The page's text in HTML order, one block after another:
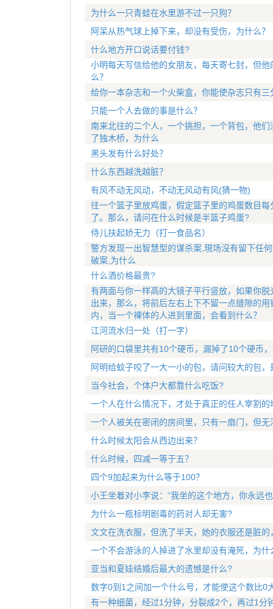
为什么一只青蛙在水里游不过一只狗？
阿呆从热气球上掉下来，却没有受伤，为什么？
什么地方开口说话要付钱?
小明每天写信给他的女朋友，每天寄七封，但
么？
给你一本杂志和一个火柴盒，你能使杂志只有
只能一个人去做的事是什么？
南来北往的二个人，一个挑担，一个背包，他
了独木桥，为什么
黑头发有什么好处？
什么东西越洗越脏？
有风不动无风动，不动无风动有风(猜一物)
往一个篮子里放鸡蛋，假定篮子里的鸡蛋数目
了。那么，请问在什么时候是半篮子鸡蛋?
侍儿扶起娇无力（打一食品名）
警方发现一出智慧型的谋杀案,現场沒有留下任
破案,为什么
什么酒价格最贵?
有两面与你一样高的大镜子平行竖放，如果你
出来，那么，将前后左右上下不留一点缝隙的
内，当一个裸体的人进到里面，会看到什么？
江河流水归一处（打一字）
阿研的口袋里共有10个硬币，漏掉了10个硬币
阿明给蚊子咬了一大一小的包，请问较大的包
当今社会，个体户大都靠什么吃饭?
一个人在什么情况下，才处于真正的任人宰割的
一个人被关在密闭的房间里，只有一扇门，但
什么时候太阳会从西边出来？
什么时候，四减一等于五？
四个9加起来为什么等于100？
小王坐着对小李说：“我坐的这个地方，你永远
为什么一瓶标明剧毒的药对人却无害?
文文在洗衣服，但洗了半天，她的衣服还是脏的
一个不会游泳的人掉进了水里却没有淹死，为什
亚当和夏娃结婚后最大的遗憾是什么?
数字0到1之间加一个什么号，才能使这个数比0
有一种细菌，经过1分钟，分裂成2个，再过1分